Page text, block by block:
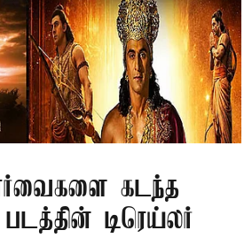
கடந்த
டிரெய்லர்